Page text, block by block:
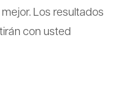
Los resultados
con usted